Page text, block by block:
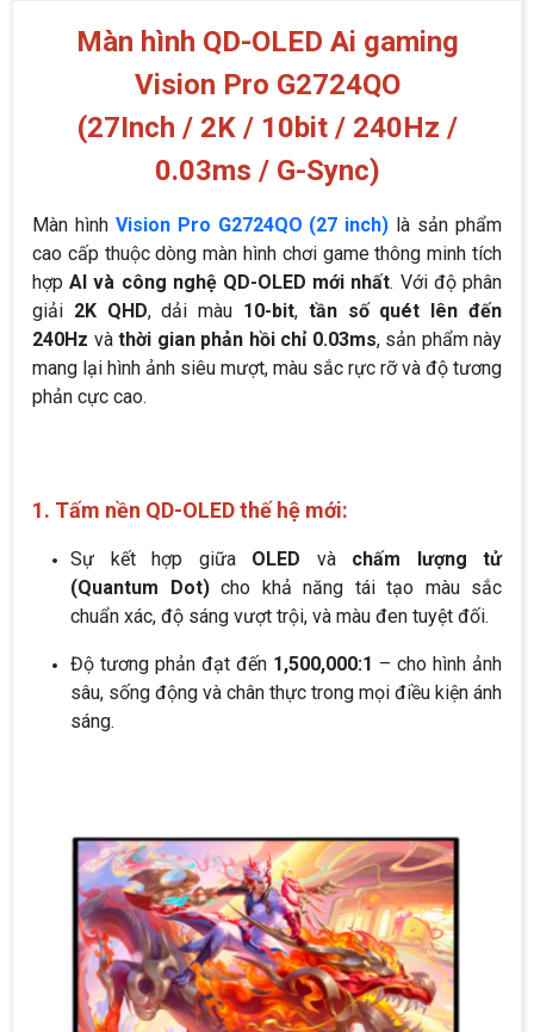
Màn hình QD-OLED Ai gaming
Vision Pro G2724QO
(27Inch / 2K / 10bit / 240Hz /
0.03ms / G-Sync)
Màn hình Vision Pro G2724QO (27 inch) là sản phẩm
cao cấp thuộc dòng màn hình chơi game thông minh tích
hợpAI và công nghệ QD-OLED mới nhất. Với độ phân
giải 2K QHD, dải màu 10-bit, tần số quét lên đến
240Hz và thời gian phản hồi chỉ 0.03ms, sản phẩm này
mang lại hình ảnh siêu mượt, màu sắc rực rỡ và độ tương
phản cực cao.
1. Tấm nền QD-OLED thế hệ mới:
Sự kết hợp giữa OLED và chấm lượng tử
(Quantum Dot)cho khả năng tái tạo màu sắc
chuẩn xác, độ sáng vượt trội, và màu đen tuyệt đối.
Độ tương phản đạt đến 1,500,000:1 – cho hình ảnh
sâu, sống động và chân thực trong mọi điều kiện ánh
sáng.